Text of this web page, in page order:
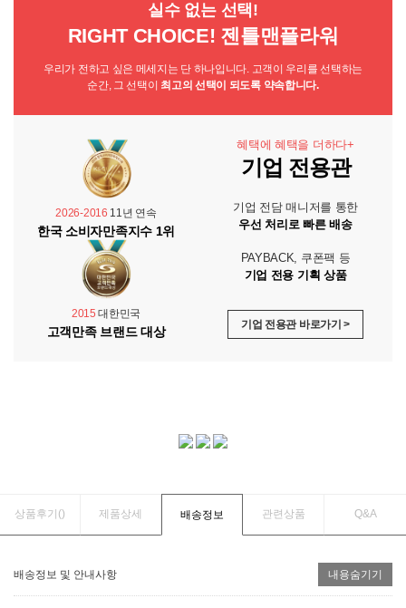
실수 없는 선택!
RIGHT CHOICE! 젠틀맨플라워
우리가 전하고 싶은 메세지는 단 하나입니다. 고객이 우리를 선택하는
순간, 그 선택이 최고의 선택이 되도록 약속합니다.
2026-2016 11년 연속
한국 소비자만족지수 1위
2015 대한민국
고객만족 브랜드 대상
혜택에 혜택을 더하다+
기업 전용관
기업 전담 매니저를 통한
우선 처리로 빠른 배송
PAYBACK, 쿠폰팩 등
기업 전용 기획 상품
기업 전용관 바로가기 >
상품후기() 제품상세 배송정보 관련상품 Q&A
배송정보 및 안내사항 내용숨기기